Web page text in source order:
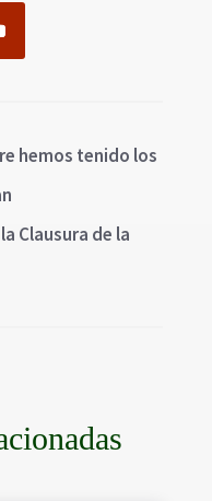
hemos tenido los
Clausura de la